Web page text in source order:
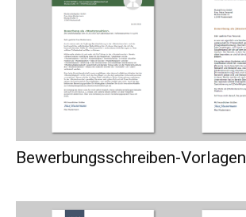
Bewerbungsschreiben-Vorlagen